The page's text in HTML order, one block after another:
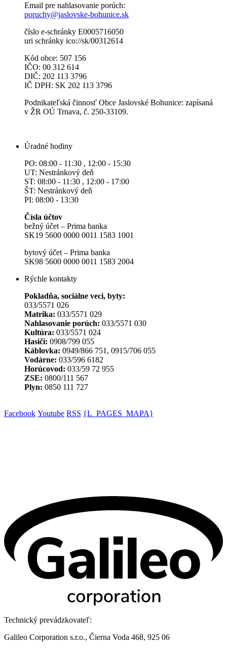
Email pre nahlasovanie porúch:
poruchy@jaslovske-bohunice.sk
číslo e-schránky E0005716050
uri schránky ico://sk/00312614
Kód obce: 507 156
IČO: 00 312 614
DIČ: 202 113 3796
IČ DPH: SK 202 113 3796
Podnikateľská činnosť Obce Jaslovské Bohunice: zapísaná
v ŽR OÚ Trnava, č. 250-33109.
Úradné hodiny
PO: 08:00 - 11:30 , 12:00 - 15:30
UT: Nestránkový deň
ST: 08:00 - 11:30 , 12:00 - 17:00
ŠT: Nestránkový deň
PI: 08:00 - 13:30
Čísla účtov
bežný účet – Prima banka
SK19 5600 0000 0011 1583 1001
bytový účet – Prima banka
SK98 5600 0000 0011 1583 2004
Rýchle kontakty
Pokladňa, sociálne veci, byty:
033/5571 026
Matrika: 033/5571 029
Nahlasovanie porúch: 033/5571 030
Kultúra: 033/5571 024
Hasiči: 0908/799 055
Káblovka: 0949/866 751, 0915/706 055
Vodárne: 033/596 6182
Horúcovod: 033/59 72 955
ZSE: 0800/111 567
Plyn: 0850 111 727
Facebook Youtube RSS {L_PAGES_MAPA}
Technický prevádzkovateľ:
Galileo Corporation s.r.o., Čierna Voda 468, 925 06